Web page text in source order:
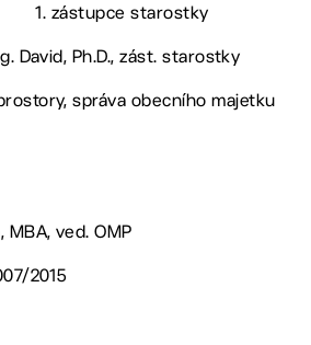
1. zástupce starostky
David, Ph.D., zást. starostky
správa obecního majetku
MBA, ved. OMP
2015